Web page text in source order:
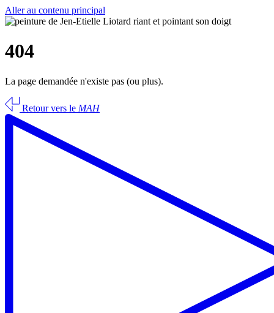
Aller au contenu principal
404
La page demandée n'existe pas (ou plus).
Retour vers le MAH